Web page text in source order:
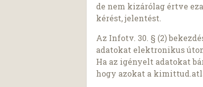
de nem kizárólag értve
kérést, jelentést.
Az Infotv. 30. § (2)
adatokat elektronikus
Ha az igényelt adatokat
hogy azokat a